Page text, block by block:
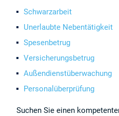
Schwarzarbeit
Unerlaubte Nebentätigkeit
Spesenbetrug
Versicherungsbetrug
Außendienstüberwachung
Personalüberprüfung
Suchen Sie einen